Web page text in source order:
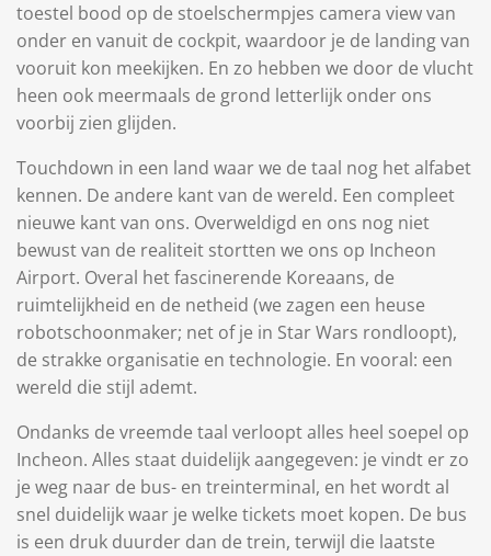
toestel bood op de stoelschermpjes camera view van
onder en vanuit de cockpit, waardoor je de landing van
vooruit kon meekijken. En zo hebben we door de vlucht
heen ook meermaals de grond letterlijk onder ons
voorbij zien glijden.
Touchdown in een land waar we de taal nog het alfabet
kennen. De andere kant van de wereld. Een compleet
nieuwe kant van ons. Overweldigd en ons nog niet
bewust van de realiteit stortten we ons op Incheon
Airport. Overal het fascinerende Koreaans, de
ruimtelijkheid en de netheid (we zagen een heuse
robotschoonmaker; net of je in Star Wars rondloopt),
de strakke organisatie en technologie. En vooral: een
wereld die stijl ademt.
Ondanks de vreemde taal verloopt alles heel soepel op
Incheon. Alles staat duidelijk aangegeven: je vindt er zo
je weg naar de bus- en treinterminal, en het wordt al
snel duidelijk waar je welke tickets moet kopen. De bus
is een druk duurder dan de trein, terwijl die laatste